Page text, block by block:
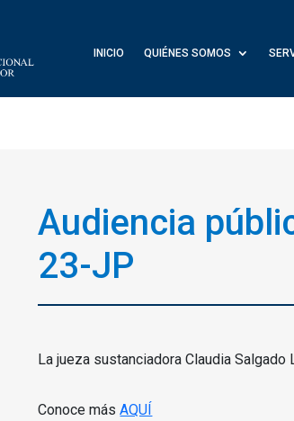
INICIO QUIÉNES SOMOS
Audiencia
23-JP
La jueza sustanciadora Claudia
Conoce másAQUÍ